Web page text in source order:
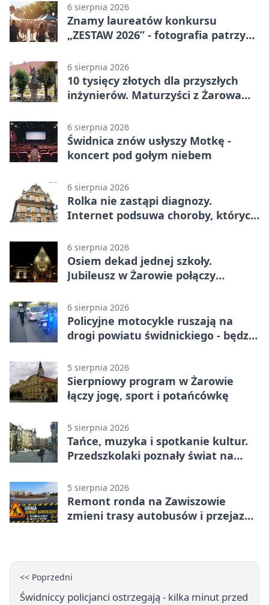
6 sierpnia 2026
Znamy laureatów konkursu
„ZESTAW 2026” - fotografia patrzy
6 sierpnia 2026
10 tysięcy złotych dla przyszłych
inżynierów. Maturzyści z Żarowa
6 sierpnia 2026
Świdnica znów usłyszy Motkę -
koncert pod gołym niebem
6 sierpnia 2026
Rolka nie zastąpi diagnozy.
Internet podsuwa choroby, których
6 sierpnia 2026
Osiem dekad jednej szkoły.
Jubileusz w Żarowie połączy
6 sierpnia 2026
Policyjne motocykle ruszają na
drogi powiatu świdnickiego - będzie
5 sierpnia 2026
Sierpniowy program w Żarowie
łączy jogę, sport i potańcówkę
5 sierpnia 2026
Tańce, muzyka i spotkanie kultur.
Przedszkolaki poznały świat na
5 sierpnia 2026
Remont ronda na Zawiszowie
zmieni trasy autobusów i przejazd
<< Poprzedni
Świdniccy policjanci ostrzegają - kilka minut przed